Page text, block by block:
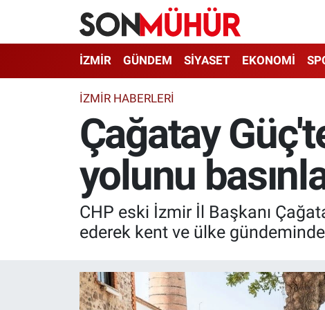
İZMİR GÜNDEM SİYASET EKONOMİ
İZMIR HABERLERI
Çağatay
yolunu
CHP eski İzmir İl Başkanı
ederek kent ve ülke
İzmir Nöbetçi Eczaneler
İzmir Hava Durumu
İzmir Namaz Vakitleri
İzmir Trafik Yoğunluk Haritası
Süper Lig Puan Durumu ve Fikstür
Tüm Manşetler
Haber Arşivi